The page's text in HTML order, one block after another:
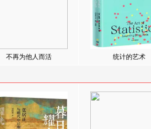
不再为他人而活 统计的艺术